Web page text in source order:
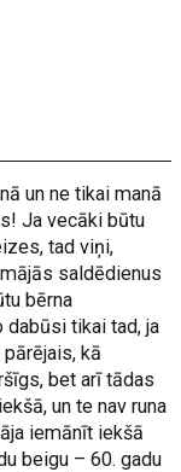
un ne tikai manā
Ja vecāki būtu
tad viņi,
saldēdienus
bērna
dabūsi tikai tad, ja
kā
bet arī tādas
un te nav runa
iemānīt iekšā
beigu – 60. gadu